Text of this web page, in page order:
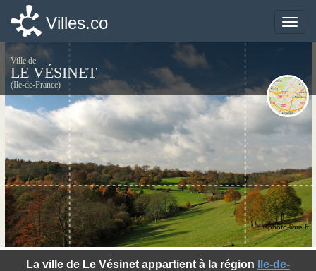
Toggle
Villes.co
Ville de
LE VÉSINET
(Ile-de-France)
La ville de Le Vésinet appartient à la région
Ile-de-
©photo-libre.fr
Toggle
Villes.co